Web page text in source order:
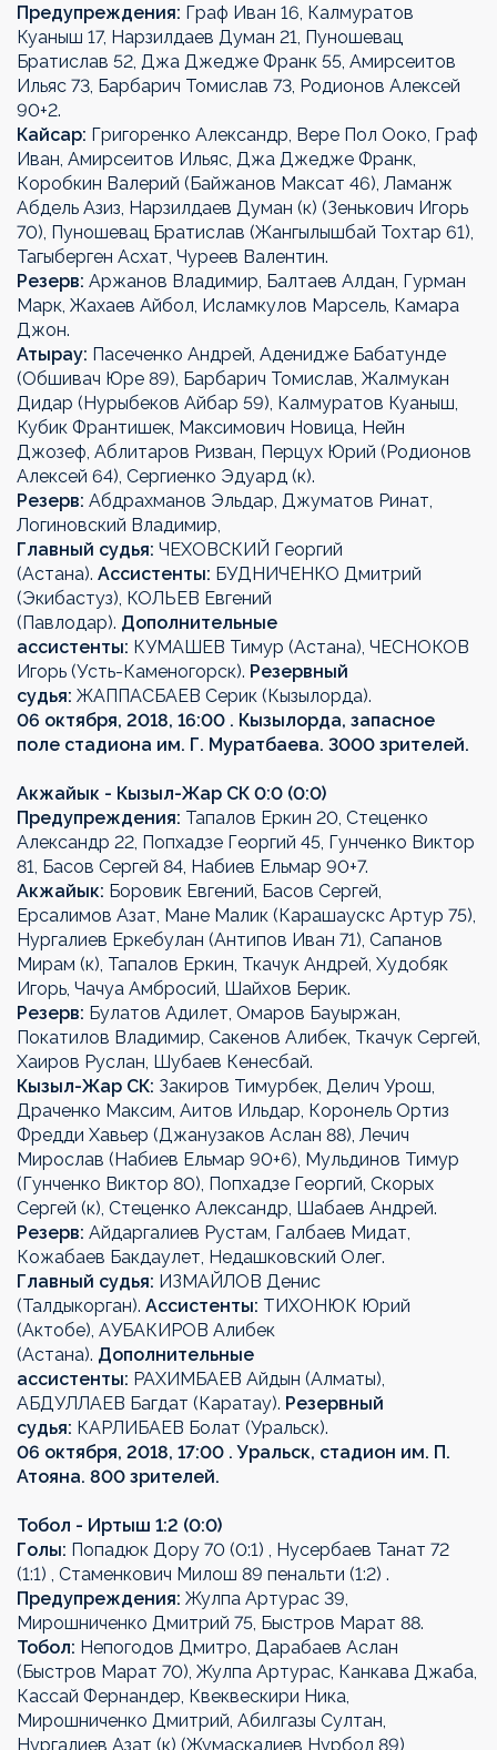
Предупреждения: Граф Иван 16, Калмуратов
Куаныш 17, Нарзилдаев Думан 21, Пуношевац
Братислав 52, Джа Джедже Франк 55, Амирсеитов
Ильяс 73, Барбарич Томислав 73, Родионов Алексей
90+2.
Кайсар: Григоренко Александр, Вере Пол Ооко, Граф
Иван, Амирсеитов Ильяс, Джа Джедже Франк,
Коробкин Валерий (Байжанов Максат 46), Ламанж
Абдель Азиз, Нарзилдаев Думан (к) (Зенькович Игорь
70), Пуношевац Братислав (Жангылышбай Тохтар 61),
Тагыберген Асхат, Чуреев Валентин.
Резерв: Аржанов Владимир, Балтаев Алдан, Гурман
Марк, Жахаев Айбол, Исламкулов Марсель, Камара
Джон.
Атырау: Пасеченко Андрей, Аденидже Бабатунде
(Обшивач Юре 89), Барбарич Томислав, Жалмукан
Дидар (Нурыбеков Айбар 59), Калмуратов Куаныш,
Кубик Франтишек, Максимович Новица, Нейн
Джозеф, Аблитаров Ризван, Перцух Юрий (Родионов
Алексей 64), Сергиенко Эдуард (к).
Резерв: Абдрахманов Эльдар, Джуматов Ринат,
Логиновский Владимир,
Главный судья: ЧЕХОВСКИЙ Георгий
(Астана). Ассистенты: БУДНИЧЕНКО Дмитрий
(Экибастуз), КОЛЬЕВ Евгений
(Павлодар). Дополнительные
ассистенты: КУМАШЕВ Тимур (Астана), ЧЕСНОКОВ
Игорь (Усть-Каменогорск). Резервный
судья: ЖАППАСБАЕВ Серик (Кызылорда).
06 октября, 2018, 16:00 . Кызылорда, запасное
поле стадиона им. Г. Муратбаева. 3000 зрителей.
Акжайык - Кызыл-Жар СК 0:0 (0:0)
Предупреждения: Тапалов Еркин 20, Стеценко
Александр 22, Попхадзе Георгий 45, Гунченко Виктор
81, Басов Сергей 84, Набиев Ельмар 90+7.
Акжайык: Боровик Евгений, Басов Сергей,
Ерсалимов Азат, Мане Малик (Карашаускс Артур 75),
Нургалиев Еркебулан (Антипов Иван 71), Сапанов
Мирам (к), Тапалов Еркин, Ткачук Андрей, Худобяк
Игорь, Чачуа Амбросий, Шайхов Берик.
Резерв: Булатов Адилет, Омаров Бауыржан,
Покатилов Владимир, Сакенов Алибек, Ткачук Сергей,
Хаиров Руслан, Шубаев Кенесбай.
Кызыл-Жар СК: Закиров Тимурбек, Делич Урош,
Драченко Максим, Аитов Ильдар, Коронель Ортиз
Фредди Хавьер (Джанузаков Аслан 88), Лечич
Мирослав (Набиев Ельмар 90+6), Мульдинов Тимур
(Гунченко Виктор 80), Попхадзе Георгий, Скорых
Сергей (к), Стеценко Александр, Шабаев Андрей.
Резерв: Айдаргалиев Рустам, Галбаев Мидат,
Кожабаев Бакдаулет, Недашковский Олег.
Главный судья: ИЗМАЙЛОВ Денис
(Талдыкорган). Ассистенты: ТИХОНЮК Юрий
(Актобе), АУБАКИРОВ Алибек
(Астана). Дополнительные
ассистенты: РАХИМБАЕВ Айдын (Алматы),
АБДУЛЛАЕВ Багдат (Каратау). Резервный
судья: КАРЛИБАЕВ Болат (Уральск).
06 октября, 2018, 17:00 . Уральск, стадион им. П.
Атояна. 800 зрителей.
Тобол - Иртыш 1:2 (0:0)
Голы: Попадюк Дору 70 (0:1) , Нусербаев Танат 72
(1:1) , Стаменкович Милош 89 пенальти (1:2) .
Предупреждения: Жулпа Артурас 39,
Мирошниченко Дмитрий 75, Быстров Марат 88.
Тобол: Непогодов Дмитро, Дарабаев Аслан
(Быстров Марат 70), Жулпа Артурас, Канкава Джаба,
Кассай Фернандер, Квеквескири Ника,
Мирошниченко Дмитрий, Абилгазы Султан,
Нургалиев Азат (к) (Жумаскалиев Нурбол 89),